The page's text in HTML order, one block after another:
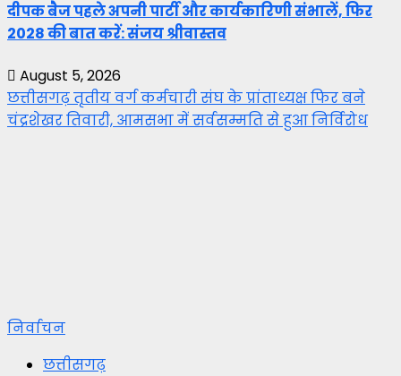
दीपक बैज पहले अपनी पार्टी और कार्यकारिणी संभालें, फिर
2028 की बात करें: संजय श्रीवास्तव
August 5, 2026
छत्तीसगढ़ तृतीय वर्ग कर्मचारी संघ के प्रांताध्यक्ष फिर बने
चंद्रशेखर तिवारी, आमसभा में सर्वसम्मति से हुआ निर्विरोध
निर्वाचन
छत्तीसगढ़